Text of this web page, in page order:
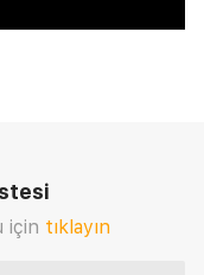
için tıklayın